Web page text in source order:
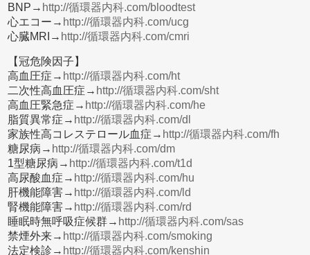
BNP→ http://循環器内科.com/bloodtest
心エコー→ http://循環器内科.com/ucg
心臓MRI→ http://循環器内科.com/cmri
【冠危険因子】
高血圧症→ http://循環器内科.com/ht
二次性高血圧症→ http://循環器内科.com/sht
高血圧緊急症→ http://循環器内科.com/he
脂質異常症→ http://循環器内科.com/dl
家族性高コレステロール血症→ http://循環器内科.com/fh
糖尿病→ http://循環器内科.com/dm
1型糖尿病→ http://循環器内科.com/t1d
高尿酸血症→ http://循環器内科.com/hu
肝機能障害→ http://循環器内科.com/ld
腎機能障害→ http://循環器内科.com/rd
睡眠時無呼吸症候群→ http://循環器内科.com/sas
禁煙外来→ http://循環器内科.com/smoking
法定検診→ http://循環器内科.com/kenshin